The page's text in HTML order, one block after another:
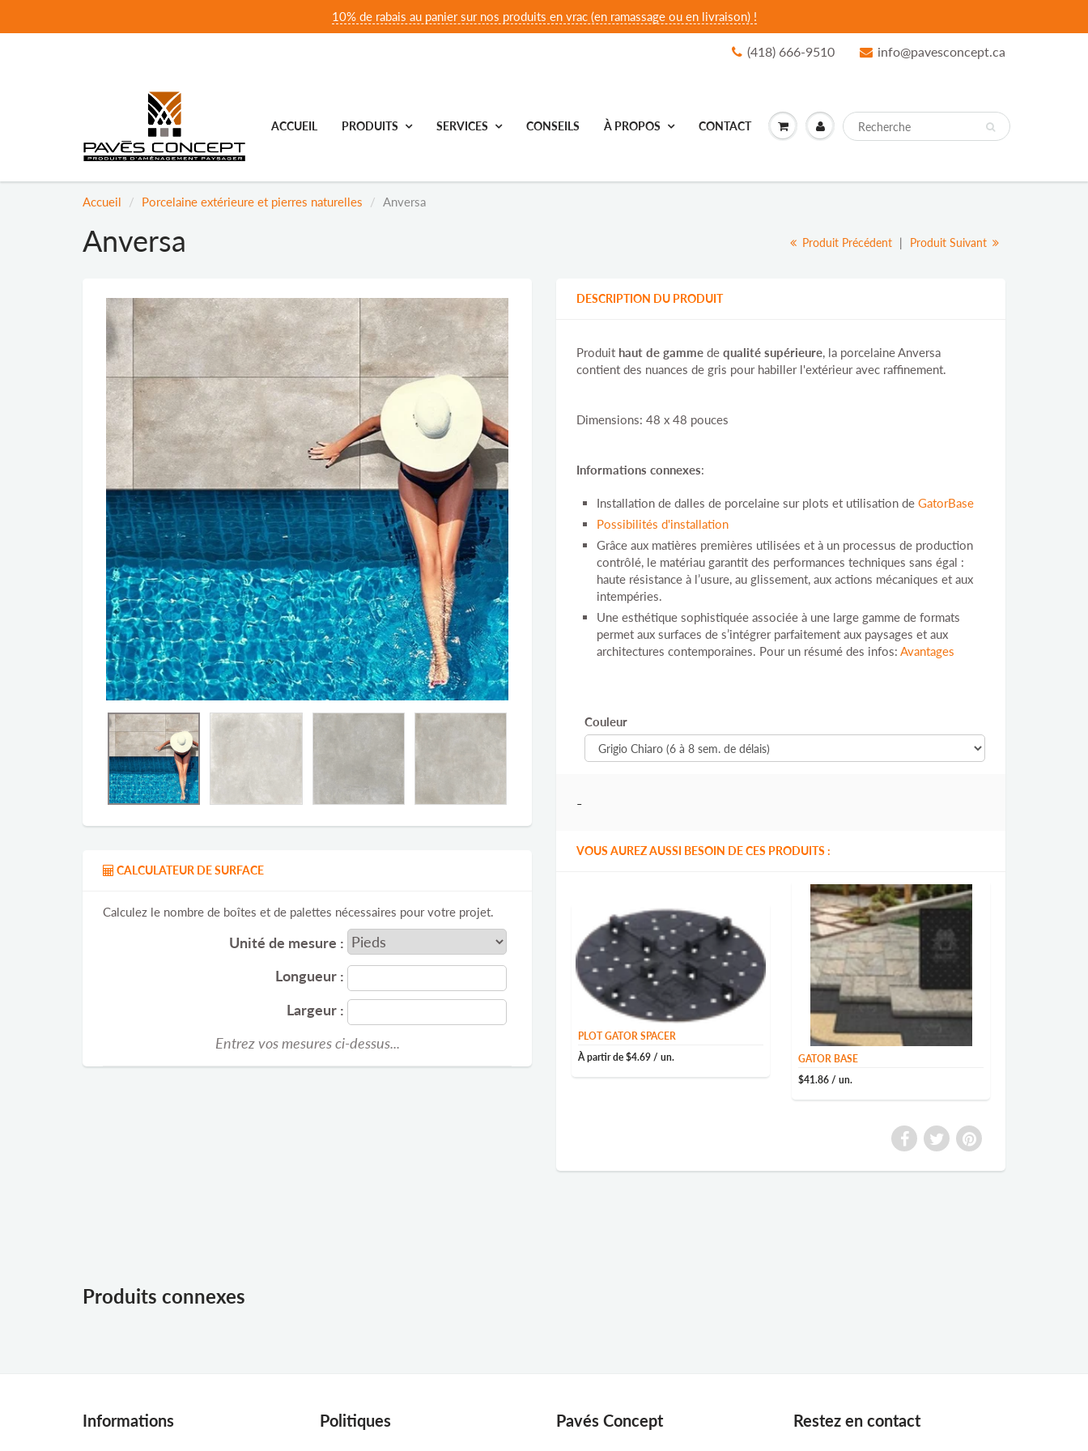
10% de rabais au panier sur nos produits en vrac (en ramassage ou en livraison) !
(418) 666-9510 info@pavesconcept.ca
ACCUEIL PRODUITS SERVICES CONSEILS À PROPOS CONTACT
Accueil Porcelaine extérieure et pierres naturelles Anversa
Anversa Produit Précédent | Produit Suivant
CALCULATEUR DE SURFACE
Calculez le nombre de boîtes et de palettes nécessaires pour votre projet.
Unité de mesure :
Longueur :
Largeur :
Entrez vos mesures ci-dessus...
DESCRIPTION DU PRODUIT
Produit haut de gamme de qualité supérieure, la porcelaine Anversa
contient des nuances de gris pour habiller l'extérieur avec raffinement.
Dimensions: 48 x 48 pouces
Informations connexes:
Installation de dalles de porcelaine sur plots et utilisation de GatorBase
Possibilités d'installation
Grâce aux matières premières utilisées et à un processus de production
contrôlé, le matériau garantit des performances techniques sans égal :
haute résistance à l’usure, au glissement, aux actions mécaniques et aux
intempéries.
Une esthétique sophistiquée associée à une large gamme de formats
permet aux surfaces de s’intégrer parfaitement aux paysages et aux
architectures contemporaines. Pour un résumé des infos: Avantages
Couleur
-
VOUS AUREZ AUSSI BESOIN DE CES PRODUITS :
PLOT GATOR SPACER
À partir de $4.69/ un.
GATOR BASE
$41.86 / un.
Produits connexes
Informations Politiques Pavés Concept Restez en contact